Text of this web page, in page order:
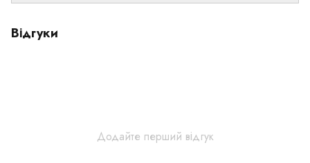
Відгуки
Додайте перший відгук